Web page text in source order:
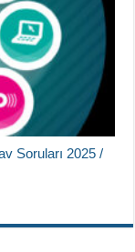
Soruları 2025 /